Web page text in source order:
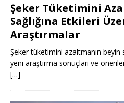
Şeker Tüketimini
Sağlığına Etkileri
Araştırmalar
Şeker tüketimini azaltmanın beyin
yeni araştırma sonuçları ve
[…]